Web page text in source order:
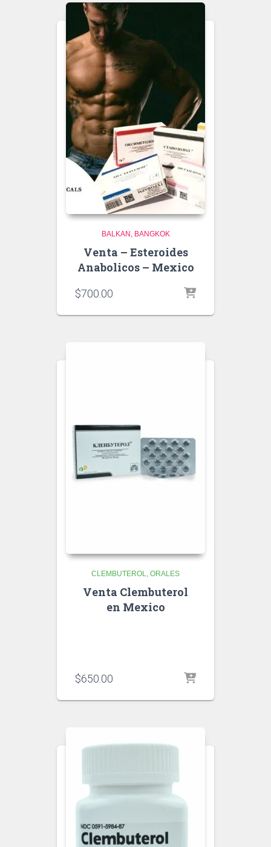
BALKAN BANGKOK
Venta – Esteroides
Anabolicos – Mexico
$700.00
CLEMBUTEROL ORALES
Venta Clembuterol
en Mexico
$650.00